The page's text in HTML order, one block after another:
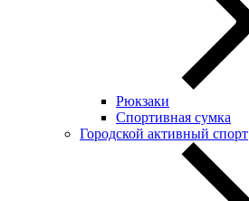
Рюкзаки
Спортивная сумка
Городской активный спорт